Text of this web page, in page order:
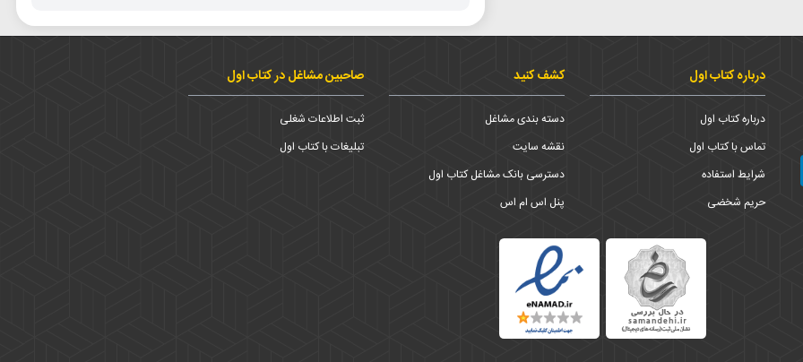
درباره کتاب اول
درباره کتاب اول
تماس با کتاب اول
شرایط استفاده
حریم شخضی
کشف کنید
دسته بندی مشاغل
نقشه سایت
دسترسی بانک مشاغل کتاب اول
پنل اس ام اس
صاحبین مشاغل در کتاب اول
ثبت اطلاعات شغلی
تبلیغات با کتاب اول